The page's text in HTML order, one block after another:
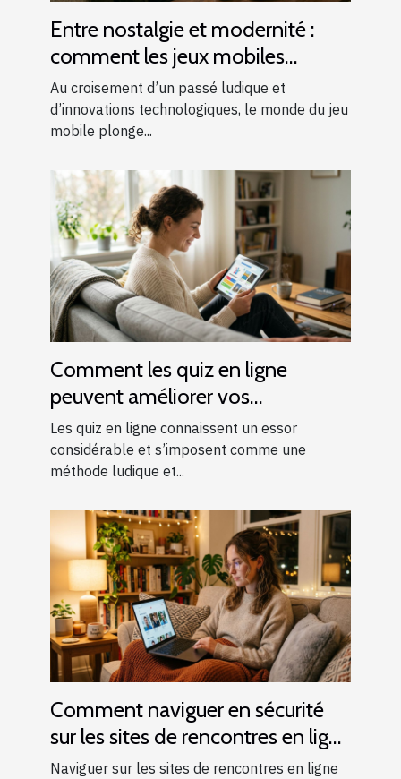
Entre nostalgie et modernité :
comment les jeux mobiles
réinventent le rétro-gaming
Au croisement d’un passé ludique et
d’innovations technologiques, le monde du jeu
mobile plonge...
Comment les quiz en ligne
peuvent améliorer vos
connaissances générales ?
Les quiz en ligne connaissent un essor
considérable et s’imposent comme une
méthode ludique et...
Comment naviguer en sécurité
sur les sites de rencontres en ligne
?
Naviguer sur les sites de rencontres en ligne